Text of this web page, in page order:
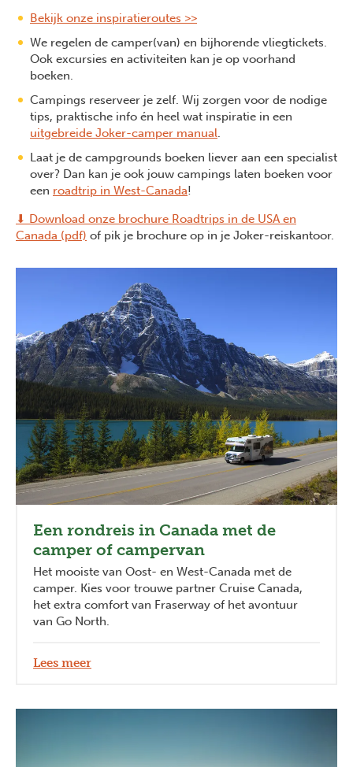
Bekijk onze inspiratieroutes >>
We regelen de camper(van) en bijhorende vliegtickets.
Ook excursies en activiteiten kan je op voorhand
boeken.
Campings reserveer je zelf. Wij zorgen voor de nodige
tips, praktische info én heel wat inspiratie in een
uitgebreide Joker-camper manual.
Laat je de campgrounds boeken liever aan een specialist
over? Dan kan je ook jouw campings laten boeken voor
een roadtrip in West-Canada!
⬇ Download onze brochure Roadtrips in de USA en
Canada (pdf) of pik je brochure op in je Joker-reiskantoor.
Een rondreis in Canada met de
camper of campervan
Het mooiste van Oost- en West-Canada met de
camper. Kies voor trouwe partner Cruise Canada,
het extra comfort van Fraserway of het avontuur
van Go North.
Lees meer